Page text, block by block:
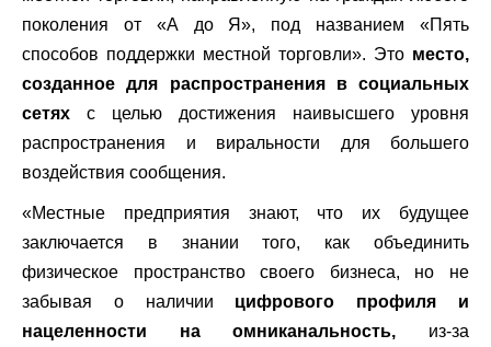
поколения от «А до Я», под названием «Пять
способов поддержки местной торговли». Это место,
созданное для распространения в социальных
сетях с целью достижения наивысшего уровня
распространения и виральности для большего
воздействия сообщения.
«Местные предприятия знают, что их будущее
заключается в знании того, как объединить
физическое пространство своего бизнеса, но не
забывая о наличии цифрового профиля и
нацеленности на омниканальность, из-за